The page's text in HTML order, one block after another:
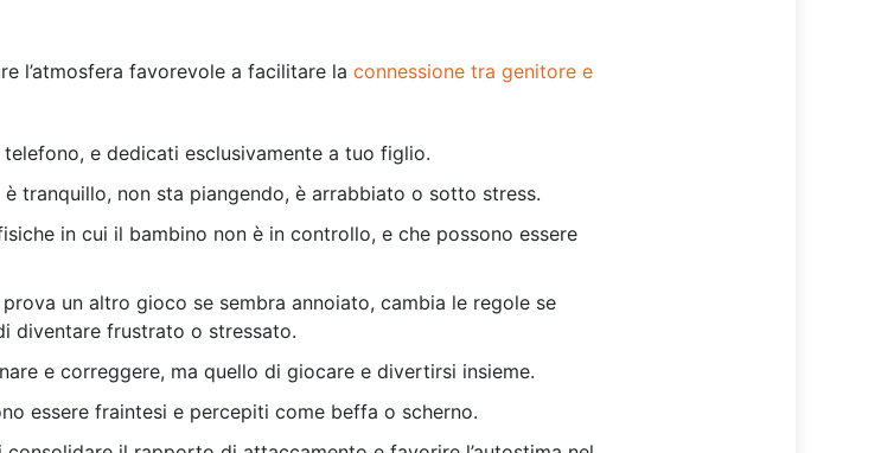
l’atmosfera favorevole a facilitare la connessione tra genitore e
e dedicati esclusivamente a tuo figlio.
tranquillo, non sta piangendo, è arrabbiato o sotto stress.
in cui il bambino non è in controllo, e che possono essere
un altro gioco se sembra annoiato, cambia le regole se
diventare frustrato o stressato.
e correggere, ma quello di giocare e divertirsi insieme.
essere fraintesi e percepiti come beffa o scherno.